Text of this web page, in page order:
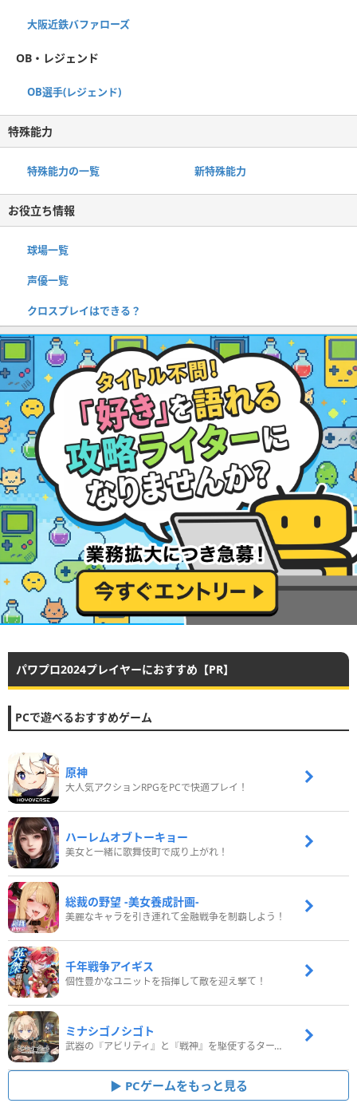
大阪近鉄バファローズ
OB・レジェンド
OB選手(レジェンド)
特殊能力
特殊能力の一覧 新特殊能力
お役立ち情報
球場一覧
声優一覧
クロスプレイはできる？
パワプロ2024プレイヤーにおすすめ【PR】
PCで遊べるおすすめゲーム
原神
大人気アクションRPGをPCで快適プレイ！
ハーレムオブトーキョー
美女と一緒に歌舞伎町で成り上がれ！
総裁の野望 -美女養成計画-
美麗なキャラを引き連れて金融戦争を制覇しよう！
千年戦争アイギス
個性豊かなユニットを指揮して敵を迎え撃て！
ミナシゴノシゴト
武器の『アビリティ』と『戦神』を駆使するターン制コマンドバトルRPG！
PCゲームをもっと見る